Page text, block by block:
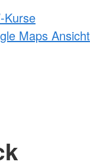
Kurse
Maps Ansicht